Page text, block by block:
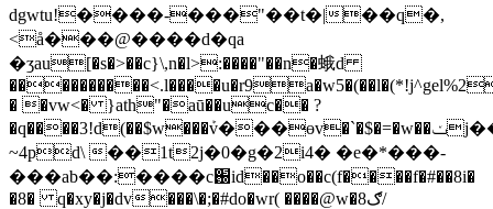
dgwtu!����-���"��t�|��q�,
<å���@����d�qa
�ӡau[�s�>��c}\,n�l>:����"��n�蛾d
� �vw<� }ath"�aū��uc�� ?
�q����3!d(��$w���ܰv���өv�`�$�=�w��ݖj���,�4,t��&ԛ_t�d���
~4pd\ ��1t2j�0�g�2i4� �e�*���-
���ab��:����c֐id��o��c(f����f�#��8i�
�8� q�xy�j�dv���\�;�#do�wr( ����@w�8ګ/